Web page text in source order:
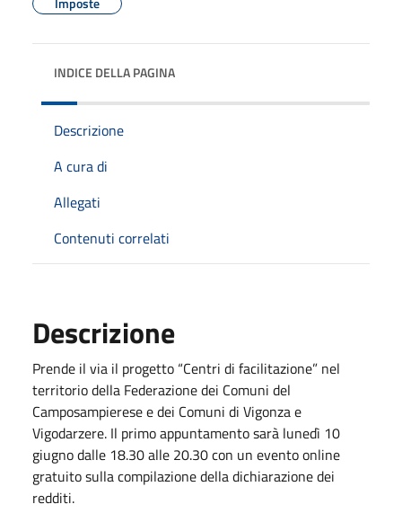
INDICE DELLA PAGINA
Descrizione
A cura di
Allegati
Contenuti correlati
Descrizione
Prende il via il progetto “Centri di facilitazione” nel
territorio della Federazione dei Comuni del
Camposampierese e dei Comuni di Vigonza e
Vigodarzere. Il primo appuntamento sarà lunedì 10
giugno dalle 18.30 alle 20.30 con un evento online
gratuito sulla compilazione della dichiarazione dei
redditi.